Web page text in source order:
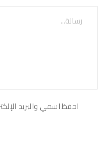
احفظ اسمي والبريد